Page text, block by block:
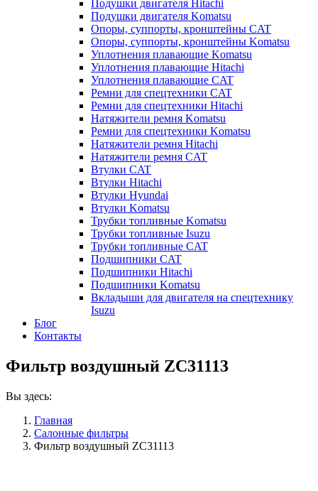
Подушки двигателя Hitachi
Подушки двигателя Komatsu
Опоры, суппорты, кронштейны CAT
Опоры, суппорты, кронштейны Komatsu
Уплотнения плавающие Komatsu
Уплотнения плавающие Hitachi
Уплотнения плавающие CAT
Ремни для спецтехники CAT
Ремни для спецтехники Hitachi
Натяжители ремня Komatsu
Ремни для спецтехники Komatsu
Натяжители ремня Hitachi
Натяжители ремня CAT
Втулки CAT
Втулки Hitachi
Втулки Hyundai
Втулки Komatsu
Трубки топливные Komatsu
Трубки топливные Isuzu
Трубки топливные CAT
Подшипники CAT
Подшипники Hitachi
Подшипники Komatsu
Вкладыши для двигателя на спецтехнику
Isuzu
Блог
Контакты
Фильтр воздушный ZC31113
Вы здесь:
Главная
Салонные фильтры
Фильтр воздушный ZC31113